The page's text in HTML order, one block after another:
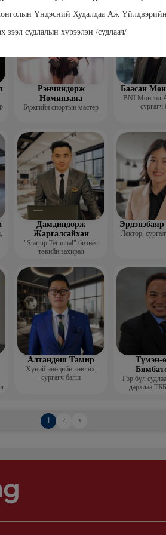
Үндэсний Худалдаа Аж
зээл судлалын хүрээлэн /судлаач/
Рэнчиндорж
Номинзаяа
Бүжгийн спортын мастер
Баасан
BNI Монгол
сургагч
Дамдиндорж
Жаргалсайхан
"Startup Terminal" бизнес
төвийн захирал
Эрдэнэбаяр
Лектор,
Алтандөш Тамир
Хүний нөөцийн зөвлөх,
сургагч багш
Түмэн-
Гэр бүл
дархлаа
1 2 3